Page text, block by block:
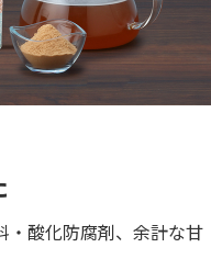
・酸化防腐剤、余計な甘